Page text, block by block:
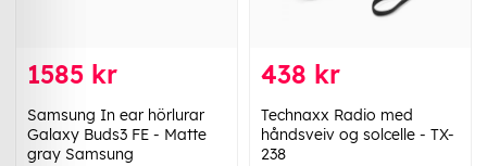
1585 kr
Samsung In ear hörlurar
Galaxy Buds3 FE - Matte
gray Samsung
438 kr
Technaxx Radio med
håndsveiv og solcelle - TX-
238